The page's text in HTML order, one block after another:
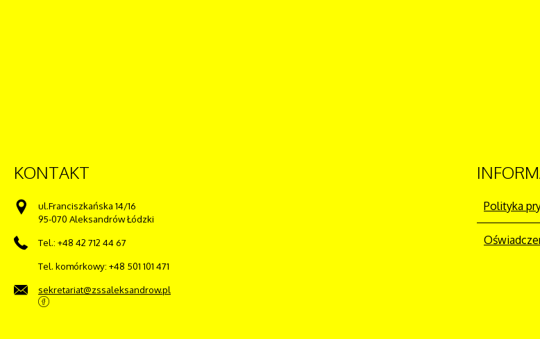
KONTAKT
ul.Franciszkańska 14/16
95-070 Aleksandrów Łódzki
Tel.: +48 42 712 44 67
Tel. komórkowy: +48 501 101 471
sekretariat@zssaleksandrow.pl
Polityka